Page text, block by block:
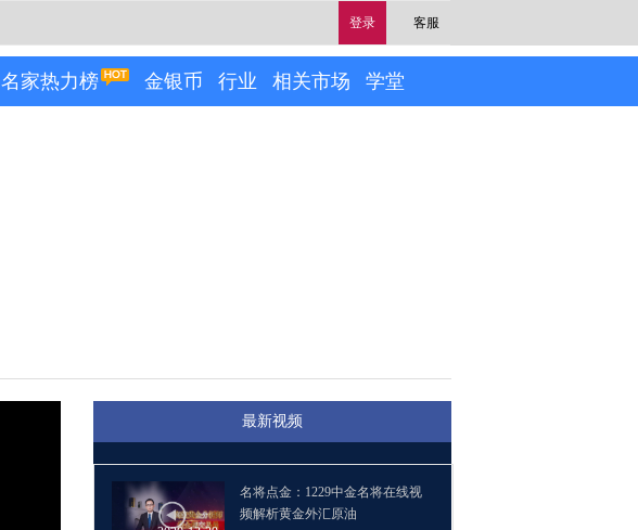
登录 客服
名家热力榜 金银币 行业 相关市场 学堂
最新视频
名将点金：1229中金名将在线视
频解析黄金外汇原油